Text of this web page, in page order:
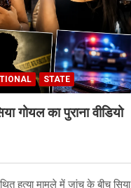
STATE
गोयल का पुराना वीडियो
हत्या मामले में जांच के बीच सिया